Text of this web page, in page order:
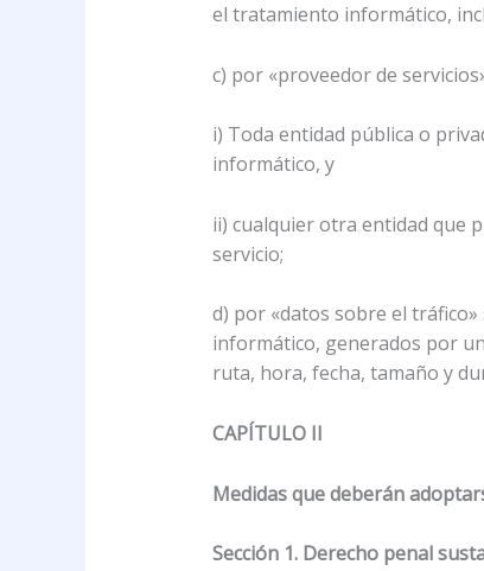
el tratamiento informático,
c) por «proveedor de
i) Toda entidad pública o
informático, y
ii) cualquier otra entidad que
servicio;
d) por «datos sobre el
informático, generados por
ruta, hora, fecha, tamaño y
CAPÍTULO II
Medidas que deberán
Sección 1. Derecho penal